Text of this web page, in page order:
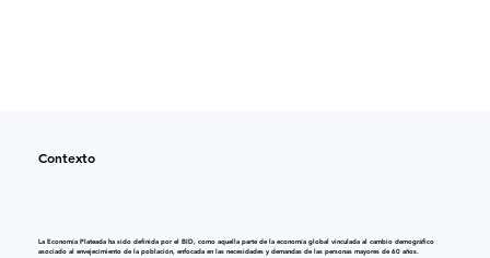
Contexto
La Economía Plateada ha sido definida por el BID, como aquella parte de la economía global vinculada al cambio demográfico
asociado al envejecimiento de la población, enfocada en las necesidades y demandas de las personas mayores de 60 años.